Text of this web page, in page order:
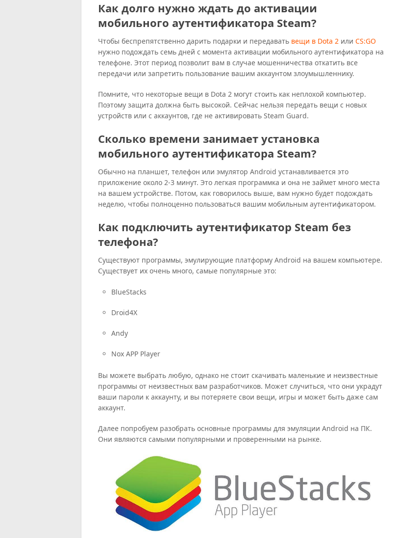
Как долго нужно ждать до активации
мобильного аутентификатора Steam?
Чтобы беспрепятственно дарить подарки и передавать вещи в Dota 2 илиCS:GO
нужно подождать семь дней с момента активации мобильного аутентификатора на
телефоне. Этот период позволит вам в случае мошенничества откатить все
передачи или запретить пользование вашим аккаунтом злоумышленнику.
Помните, что некоторые вещи в Dota 2 могут стоить как неплохой компьютер.
Поэтому защита должна быть высокой. Сейчас нельзя передать вещи с новых
устройств или с аккаунтов, где не активировать Steam Guard.
Сколько времени занимает установка
мобильного аутентификатора Steam?
Обычно на планшет, телефон или эмулятор Android устанавливается это
приложение около 2-3 минут. Это легкая программка и она не займет много места
на вашем устройстве. Потом, как говорилось выше, вам нужно будет подождать
неделю, чтобы полноценно пользоваться вашим мобильным аутентификатором.
Как подключить аутентификатор Steam без
телефона?
Существуют программы, эмулирующие платформу Android на вашем компьютере.
Существует их очень много, самые популярные это:
BlueStacks
Droid4X
Andy
Nox APP Player
Вы можете выбрать любую, однако не стоит скачивать маленькие и неизвестные
программы от неизвестных вам разработчиков. Может случиться, что они украдут
ваши пароли к аккаунту, и вы потеряете свои вещи, игры и может быть даже сам
аккаунт.
Далее попробуем разобрать основные программы для эмуляции Android на ПК.
Они являются самыми популярными и проверенными на рынке.